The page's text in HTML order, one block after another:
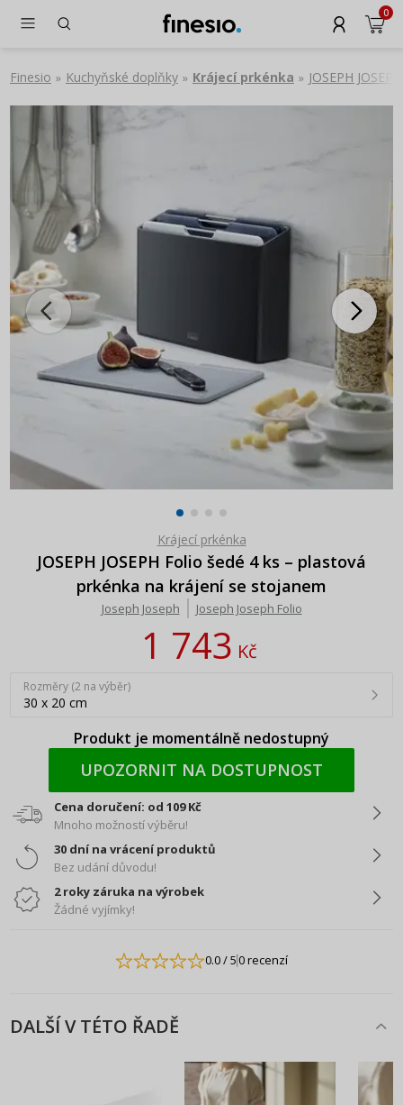
0
Finesio » Kuchyňské doplňky » Krájecí prkénka » JOSEPH
Krájecí prkénka
JOSEPH JOSEPH Folio šedé 4 ks – plastová
prkénka na krájení se stojanem
Joseph Joseph Joseph Joseph Folio
1 743Kč
Rozměry (2 na výběr)
30 x 20 cm
Produkt je momentálně nedostupný
UPOZORNIT NA DOSTUPNOST
Cena doručení: od 109 Kč
Mnoho možností výběru!
30 dní na vrácení produktů
Bez udání důvodu!
2 roky záruka na výrobek
Žádné vyjímky!
0.0/ 50 recenzí
DALŠÍ V TÉTO ŘADĚ